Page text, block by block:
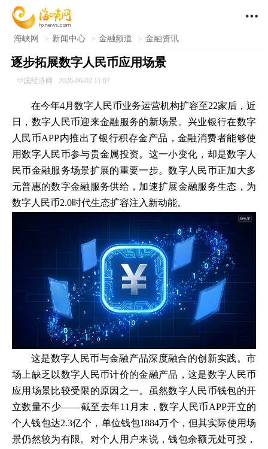

海峡网 > 新闻中心 > 金融频道 > 金融资讯
逐步拓展数字人民币应用场景
中国经济网 2026-06-02 11:07
在今年4月数字人民币业务运营机构扩容至22家后，近
日，数字人民币迎来金融服务的新场景。兴业银行在数字
人民币APP内推出了银行积存金产品，金融消费者能够使
用数字人民币参与贵金属投资。这一小变化，却是数字人
民币金融服务场景扩展的重要一步。数字人民币正加大多
元普惠的数字金融服务供给，加速扩展金融服务生态，为
数字人民币2.0时代生态扩容注入新动能。
这是数字人民币与金融产品深度融合的创新实践。市
场上缺乏以数字人民币计价的金融产品，这是数字人民币
应用场景比较受限的原因之一。虽然数字人民币钱包的开
立数量不少——截至去年11月末，数字人民币APP开立的
个人钱包达2.3亿个，单位钱包1884万个，但其实际使用场
景仍然较为有限。对个人用户来说，钱包余额无处可投，